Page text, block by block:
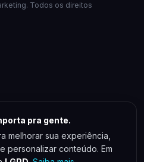
Todos os direitos
pra gente.
melhorar sua experiência,
personalizar conteúdo. Em